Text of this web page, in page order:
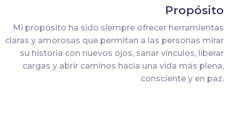
Propósito
Mi propósito ha sido siempre ofrecer herramientas
claras y amorosas que permitan a las personas mirar
su historia con nuevos ojos, sanar vínculos, liberar
cargas y abrir caminos hacia una vida más plena,
consciente y en paz.